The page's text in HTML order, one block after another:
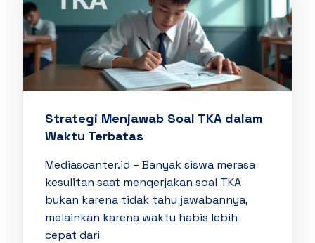
Strategi Menjawab Soal TKA dalam
Waktu Terbatas
Mediascanter.id – Banyak siswa merasa
kesulitan saat mengerjakan soal TKA
bukan karena tidak tahu jawabannya,
melainkan karena waktu habis lebih
cepat dari